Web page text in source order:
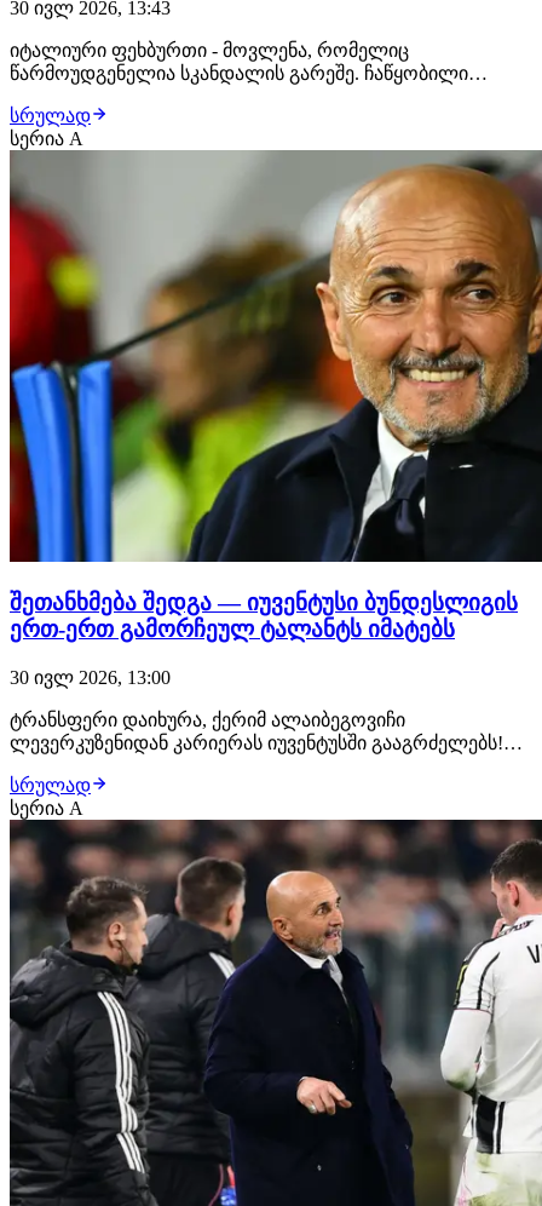
30 ივლ 2026, 13:43
იტალიური ფეხბურთი - მოვლენა, რომელიც
წარმოუდგენელია სკანდალის გარეშე. ჩაწყობილი
ნივთიერებები სპორტსმენებს შორის და ბევრი სხვა. ეს
არის კალჩო...დიდებული და საშინელი. დღეს
ვისაუბრებთ იტალიური ფეხბურთის 10 მთავარ
სკანდალზე. ტოტონერო | და…
სრულად
სერია A
შეთანხმება შედგა — იუვენტუსი ბუნდესლიგის
ერთ-ერთ გამორჩეულ ტალანტს იმატებს
30 ივლ 2026, 13:00
ტრანსფერი დაიხურა, ქერიმ ალაიბეგოვიჩი
ლევერკუზენიდან კარიერას იუვენტუსში გააგრძელებს!
ელოდებიან, სადაც სამედიცინო შემოწმებას გაივლის და
კონტრაქტს ხელს მოაწერს. "ბიანკონერი" 18 წლის
ტალანტის სანაცვლოდ დაახლოებით €35 მილიონს
გადაიხდის. ალა…
სრულად
სერია A